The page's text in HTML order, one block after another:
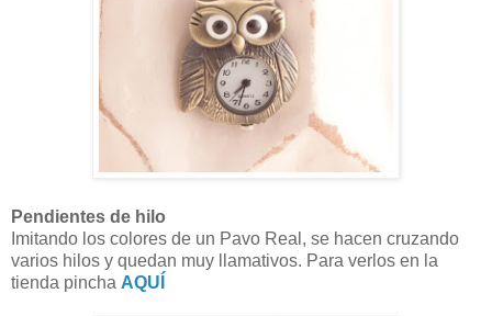
Pendientes de hilo
Imitando los colores de un Pavo Real, se hacen cruzando
varios hilos y quedan muy llamativos. Para verlos en la
tienda pincha AQUÍ